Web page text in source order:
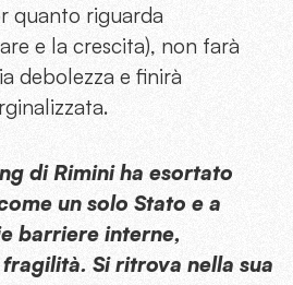
quanto riguarda
e la crescita), non farà
debolezza e finirà
di Rimini ha esortato
un solo Stato e a
barriere interne,
Si ritrova nella sua